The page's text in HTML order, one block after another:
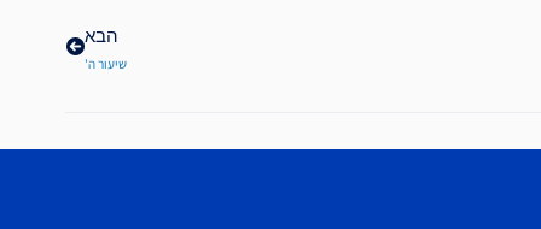
הבא
שיעור ה'